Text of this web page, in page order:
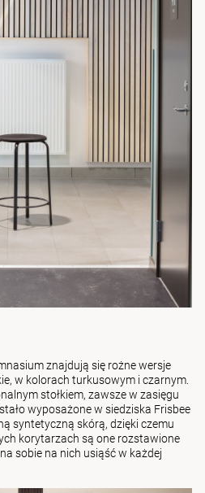
znajdują się rożne wersje
w kolorach turkusowym i czarnym.
stołkiem, zawsze w zasięgu
wyposażone w siedziska Frisbee
syntetyczną skórą, dzięki czemu
korytarzach są one rozstawione
sobie na nich usiąść w każdej